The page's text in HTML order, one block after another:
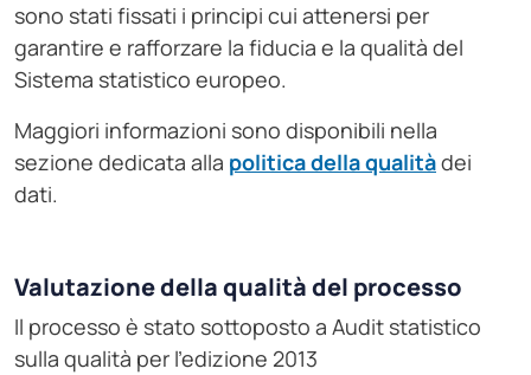
sono stati fissati i principi cui attenersi per
garantire e rafforzare la fiducia e la qualità del
Sistema statistico europeo.
Maggiori informazioni sono disponibili nella
sezione dedicata alla politica della qualitàdei
dati.
Valutazione della qualità del processo
Il processo è stato sottoposto a Audit statistico
sulla qualità per l'edizione 2013